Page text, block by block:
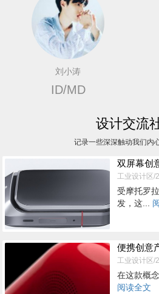
刘小涛
ID/MD
设计交流
记录一些深深触动我们内
双屏幕创
工业设计区/
受摩托罗
发，这...
便携创意
工业设计区/
在这款概
阅读全文